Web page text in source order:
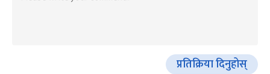
प्रतिक्रिया दिनुहोस्